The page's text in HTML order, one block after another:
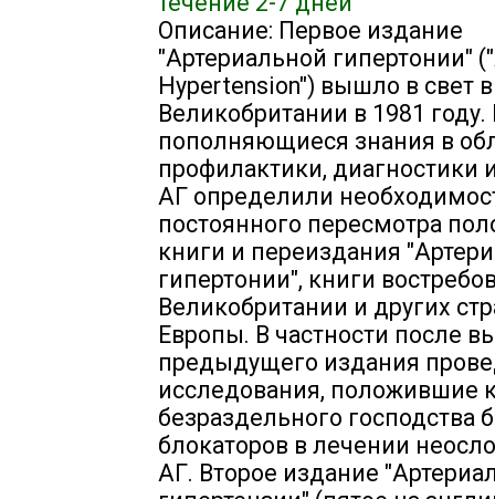
Описание: Первое издание
"Артериальной гипертонии"
Hypertension") вышло в свет в
Великобритании в 1981
пополняющиеся знания в
профилактики, диагностики
АГ определили
постоянного пересмотра
книги и переиздания
гипертонии", книги
Великобритании и других
Европы. В частности после
предыдущего издания
исследования, положившие
безраздельного господства
блокаторов в лечении
АГ. Второе издание